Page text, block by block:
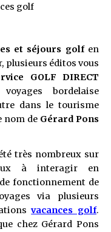
golf
et séjours golfen
plusieurs éditos vous
GOLF DIRECT
bordelaise
dans le tourisme
nom de Gérard Pons
très nombreux sur
à interagir en
fonctionnement de
via plusieurs
vacances golf.
chez Gérard Pons